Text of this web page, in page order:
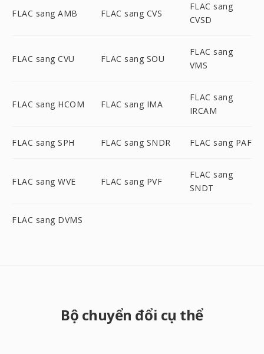
FLAC sang AMB FLAC sang CVS
FLAC sang
CVSD
FLAC sang CVU FLAC sang SOU
FLAC sang
VMS
FLAC sang HCOM FLAC sang IMA
FLAC sang
IRCAM
FLAC sang SPH FLAC sang SNDR FLAC sang PAF
FLAC sang WVE FLAC sang PVF
FLAC sang
SNDT
FLAC sang DVMS
Bộ chuyển đổi cụ thể